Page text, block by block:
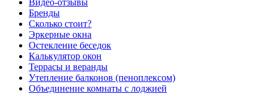
Видео-отзывы
Бренды
Сколько стоит?
Эркерные окна
Остекление беседок
Калькулятор окон
Террасы и веранды
Утепление балконов (пеноплексом)
Объединение комнаты с лоджией